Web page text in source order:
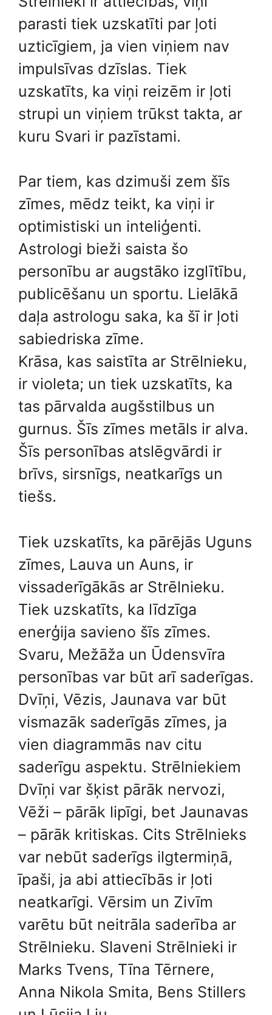
parasti tiek uzskatīti par ļoti
uzticīgiem, ja vien viņiem nav
impulsīvas dzīslas. Tiek
uzskatīts, ka viņi reizēm ir ļoti
strupi un viņiem trūkst takta, ar
kuru Svari ir pazīstami.
Par tiem, kas dzimuši zem šīs
zīmes, mēdz teikt, ka viņi ir
optimistiski un inteliģenti.
Astrologi bieži saista šo
personību ar augstāko izglītību,
publicēšanu un sportu. Lielākā
daļa astrologu saka, ka šī ir ļoti
sabiedriska zīme.
Krāsa, kas saistīta ar Strēlnieku,
ir violeta; un tiek uzskatīts, ka
tas pārvalda augšstilbus un
gurnus. Šīs zīmes metāls ir alva.
Šīs personības atslēgvārdi ir
brīvs, sirsnīgs, neatkarīgs un
tiešs.
Tiek uzskatīts, ka pārējās Uguns
zīmes, Lauva un Auns, ir
vissaderīgākās ar Strēlnieku.
Tiek uzskatīts, ka līdzīga
enerģija savieno šīs zīmes.
Svaru, Mežāža un Ūdensvīra
personības var būt arī saderīgas.
Dvīņi, Vēzis, Jaunava var būt
vismazāk saderīgās zīmes, ja
vien diagrammās nav citu
saderīgu aspektu. Strēlniekiem
Dvīņi var šķist pārāk nervozi,
Vēži – pārāk lipīgi, bet Jaunavas
– pārāk kritiskas. Cits Strēlnieks
var nebūt saderīgs ilgtermiņā,
īpaši, ja abi attiecībās ir ļoti
neatkarīgi. Vērsim un Zivīm
varētu būt neitrāla saderība ar
Strēlnieku. Slaveni Strēlnieki ir
Marks Tvens, Tīna Tērnere,
Anna Nikola Smita, Bens Stillers